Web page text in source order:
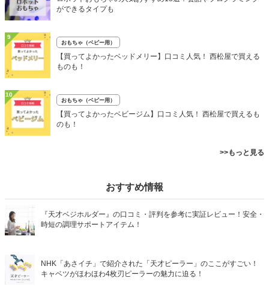
ができるタイプも
9
おもちゃ（ベビー用）
【買ってよかったベッドメリー】口コミ人気！ 西松屋で買える
ものも！
10
おもちゃ（ベビー用）
【買ってよかったベビージム】口コミ人気！ 西松屋で買えるも
のも！
>>もっと見る
おすすめ情報
『天才ベジホルダー』の口コミ・評判を参考に実証レビュー！安全・
時短の調理サポートアイテム！
NHK「あさイチ」で紹介された「天才ピーラー」のここがすごい！
キャベツがほわほわ4枚刃ピーラーの魅力に迫る！